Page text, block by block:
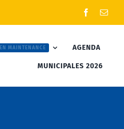
EN MAINTENANCE AGENDA
MUNICIPALES 2026